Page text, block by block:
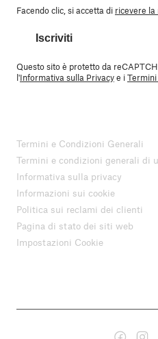
Facendo clic, si accetta di ricevere la
Iscriviti
Questo sito è protetto da
l'Informativa sulla Privacye i
Termini e Condizioni Generali
Termini e condizioni generali di
Informativa sulla privacy
Informazioni sui cookie
Politica sui reclami dei clienti
Pagina di stato dei siti web
Impostazioni Cookie